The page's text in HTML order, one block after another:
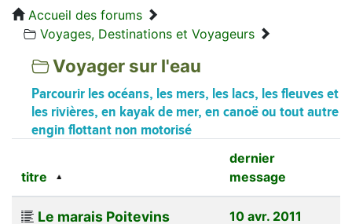
Accueil des forums
Voyages, Destinations et Voyageurs
Voyager sur l'eau
Parcourir les océans, les mers, les lacs, les fleuves et
les rivières, en kayak de mer, en canoë ou tout autre
engin flottant non motorisé
titre
dernier
message
Le marais Poitevins
10 avr. 2011